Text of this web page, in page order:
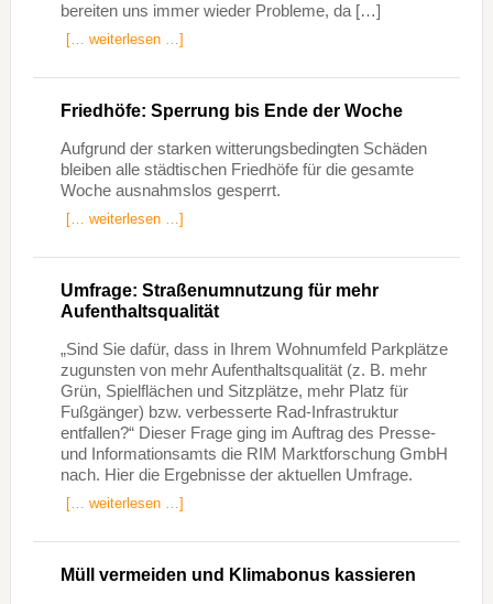
bereiten uns immer wieder Probleme, da […]
[… weiterlesen …]
Friedhöfe: Sperrung bis Ende der Woche
Aufgrund der starken witterungsbedingten Schäden
bleiben alle städtischen Friedhöfe für die gesamte
Woche ausnahmslos gesperrt.
[… weiterlesen …]
Umfrage: Straßenumnutzung für mehr
Aufenthaltsqualität
„Sind Sie dafür, dass in Ihrem Wohnumfeld Parkplätze
zugunsten von mehr Aufenthaltsqualität (z. B. mehr
Grün, Spielflächen und Sitzplätze, mehr Platz für
Fußgänger) bzw. verbesserte Rad-Infrastruktur
entfallen?“ Dieser Frage ging im Auftrag des Presse-
und Informationsamts die RIM Marktforschung GmbH
nach. Hier die Ergebnisse der aktuellen Umfrage.
[… weiterlesen …]
Müll vermeiden und Klimabonus kassieren